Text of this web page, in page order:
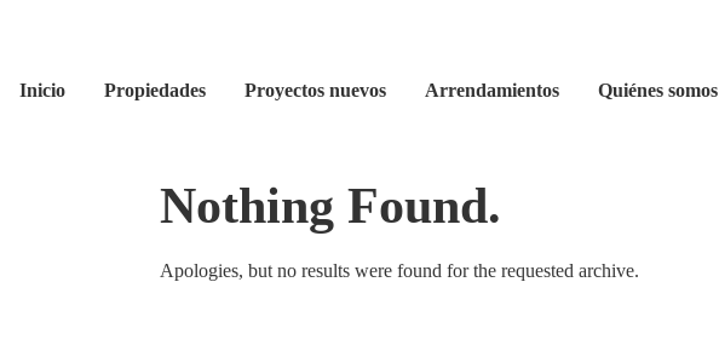
Inicio Propiedades Proyectos nuevos Arrendamientos Quiénes somos
Nothing Found.
Apologies, but no results were found for the requested archive.